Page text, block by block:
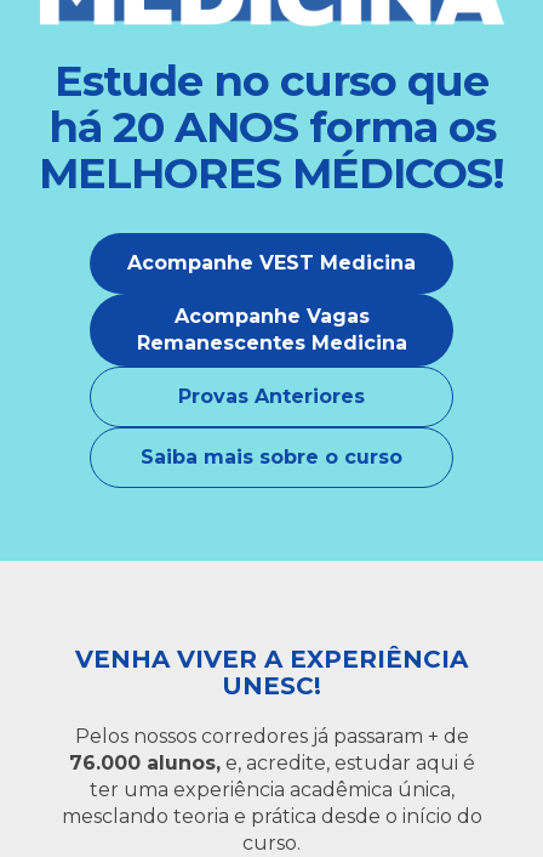
Estude no curso que
há 20 ANOS forma os
MELHORES MÉDICOS!
Acompanhe VEST Medicina
Acompanhe Vagas
Remanescentes Medicina
Provas Anteriores
Saiba mais sobre o curso
VENHA VIVER A EXPERIÊNCIA
UNESC!
Pelos nossos corredores já passaram + de
76.000 alunos,e, acredite, estudar aqui é
ter uma experiência acadêmica única,
mesclando teoria e prática desde o início do
curso.